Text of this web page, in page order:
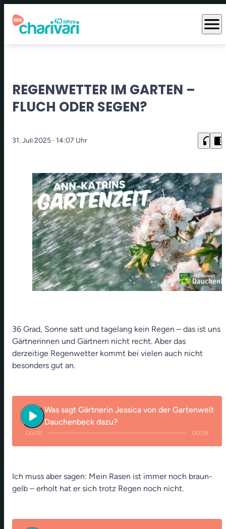
menu
REGENWETTER IM GARTEN –
FLUCH ODER SEGEN?
31. Juli 2025 · 14:07 Uhr headphones chrome_reader_mode
36 Grad, Sonne satt und tagelang kein Regen – das ist uns
Gärtnerinnen und Gärtnern nicht recht. Aber das
derzeitige Regenwetter kommt bei vielen auch nicht
besonders gut an.
play_arrow
Was sagt Gärtnerin Jessica von der Gartenwelt
Dauchenbeck dazu?
00:00 00:09
Ich muss aber sagen: Mein Rasen ist immer noch braun-
gelb – erholt hat er sich trotz Regen noch nicht.